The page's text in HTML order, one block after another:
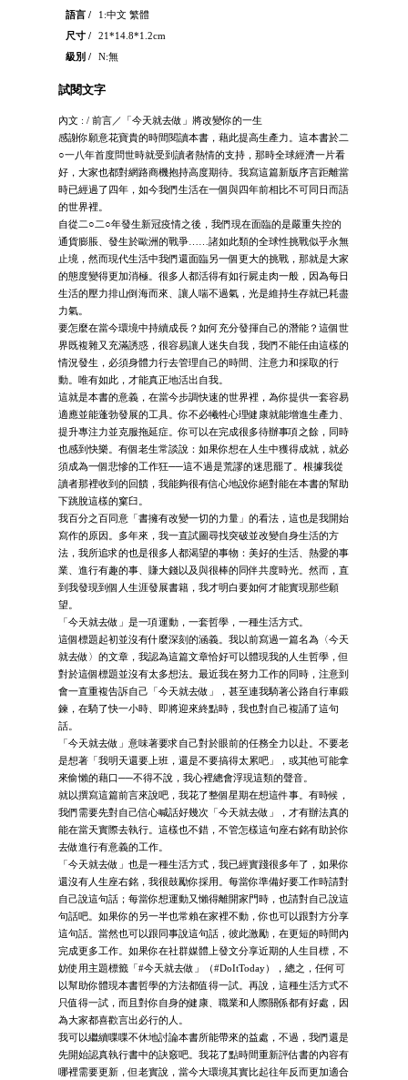
語言 /
1:中文 繁體
尺寸 /
21*14.8*1.2cm
級別 /
N:無
試閱文字
內文 : / 前言／「今天就去做」將改變你的一生
感謝你願意花寶貴的時間閱讀本書，藉此提高生產力。這本書於二
○一八年首度問世時就受到讀者熱情的支持，那時全球經濟一片看
好，大家也都對網路商機抱持高度期待。我寫這篇新版序言距離當
時已經過了四年，如今我們生活在一個與四年前相比不可同日而語
的世界裡。
自從二○二○年發生新冠疫情之後，我們現在面臨的是嚴重失控的
通貨膨脹、發生於歐洲的戰爭……諸如此類的全球性挑戰似乎永無
止境，然而現代生活中我們還面臨另一個更大的挑戰，那就是大家
的態度變得更加消極。很多人都活得有如行屍走肉一般，因為每日
生活的壓力排山倒海而來、讓人喘不過氣，光是維持生存就已耗盡
力氣。
要怎麼在當今環境中持續成長？如何充分發揮自己的潛能？這個世
界既複雜又充滿誘惑，很容易讓人迷失自我，我們不能任由這樣的
情況發生，必須身體力行去管理自己的時間、注意力和採取的行
動。唯有如此，才能真正地活出自我。
這就是本書的意義，在當今步調快速的世界裡，為你提供一套容易
適應並能蓬勃發展的工具。你不必犧牲心理健康就能增進生產力、
提升專注力並克服拖延症。你可以在完成很多待辦事項之餘，同時
也感到快樂。有個老生常談說：如果你想在人生中獲得成就，就必
須成為一個悲慘的工作狂──這不過是荒謬的迷思罷了。根據我從
讀者那裡收到的回饋，我能夠很有信心地說你絕對能在本書的幫助
下跳脫這樣的窠臼。
我百分之百同意「書擁有改變一切的力量」的看法，這也是我開始
寫作的原因。多年來，我一直試圖尋找突破並改變自身生活的方
法，我所追求的也是很多人都渴望的事物：美好的生活、熱愛的事
業、進行有趣的事、賺大錢以及與很棒的同伴共度時光。然而，直
到我發現到個人生涯發展書籍，我才明白要如何才能實現那些願
望。
「今天就去做」是一項運動，一套哲學，一種生活方式。
這個標題起初並沒有什麼深刻的涵義。我以前寫過一篇名為〈今天
就去做〉的文章，我認為這篇文章恰好可以體現我的人生哲學，但
對於這個標題並沒有太多想法。最近我在努力工作的同時，注意到
會一直重複告訴自己「今天就去做」，甚至連我騎著公路自行車鍛
鍊，在騎了快一小時、即將迎來終點時，我也對自己複誦了這句
話。
「今天就去做」意味著要求自己對於眼前的任務全力以赴。不要老
是想著「我明天還要上班，還是不要搞得太累吧」，或其他可能拿
來偷懶的藉口──不得不說，我心裡總會浮現這類的聲音。
就以撰寫這篇前言來說吧，我花了整個星期在想這件事。有時候，
我們需要先對自己信心喊話好幾次「今天就去做」，才有辦法真的
能在當天實際去執行。這樣也不錯，不管怎樣這句座右銘有助於你
去做進行有意義的工作。
「今天就去做」也是一種生活方式，我已經實踐很多年了，如果你
還沒有人生座右銘，我很鼓勵你採用。每當你準備好要工作時請對
自己說這句話；每當你想運動又懶得離開家門時，也請對自己說這
句話吧。如果你的另一半也常賴在家裡不動，你也可以跟對方分享
這句話。當然也可以跟同事說這句話，彼此激勵，在更短的時間內
完成更多工作。如果你在社群媒體上發文分享近期的人生目標，不
妨使用主題標籤「#今天就去做」（#DoItToday），總之，任何可
以幫助你體現本書哲學的方法都值得一試。再說，這種生活方式不
只值得一試，而且對你自身的健康、職業和人際關係都有好處，因
為大家都喜歡言出必行的人。
我可以繼續喋喋不休地討論本書所能帶來的益處，不過，我們還是
先開始認真執行書中的訣竅吧。我花了點時間重新評估書的內容有
哪裡需要更新，但老實說，當今大環境其實比起往年反而更加適合